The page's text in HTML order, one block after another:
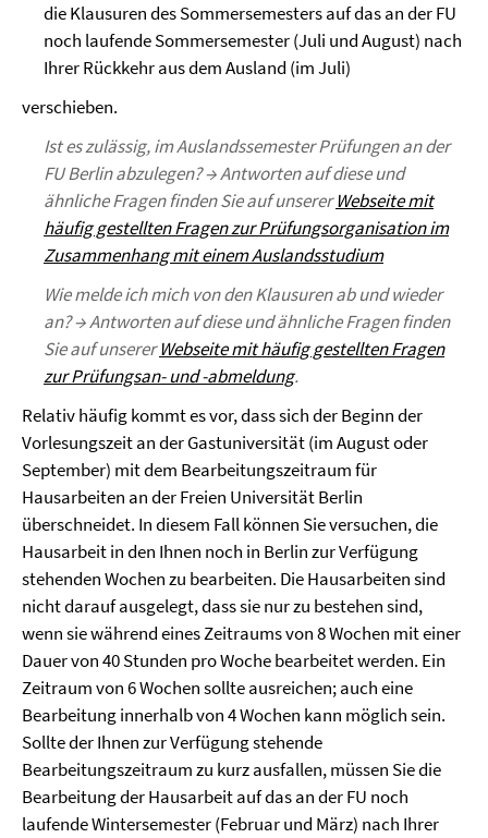
die Klausuren des Sommersemesters auf das an der FU
noch laufende Sommersemester (Juli und August) nach
Ihrer Rückkehr aus dem Ausland (im Juli)
verschieben.
Ist es zulässig, im Auslandssemester Prüfungen an der
FU Berlin abzulegen? → Antworten auf diese und
ähnliche Fragen finden Sie auf unsererWebseite mit
häufig gestellten Fragen zur Prüfungsorganisation im
Zusammenhang mit einem Auslandsstudium
Wie melde ich mich von den Klausuren ab und wieder
an? → Antworten auf diese und ähnliche Fragen finden
Sie auf unsererWebseite mit häufig gestellten Fragen
zur Prüfungsan- und -abmeldung.
Relativ häufig kommt es vor, dass sich der Beginn der
Vorlesungszeit an der Gastuniversität (im August oder
September) mit dem Bearbeitungszeitraum für
Hausarbeiten an der Freien Universität Berlin
überschneidet. In diesem Fall können Sie versuchen, die
Hausarbeit in den Ihnen noch in Berlin zur Verfügung
stehenden Wochen zu bearbeiten. Die Hausarbeiten sind
nicht darauf ausgelegt, dass sie nur zu bestehen sind,
wenn sie während eines Zeitraums von 8 Wochen mit einer
Dauer von 40 Stunden pro Woche bearbeitet werden. Ein
Zeitraum von 6 Wochen sollte ausreichen; auch eine
Bearbeitung innerhalb von 4 Wochen kann möglich sein.
Sollte der Ihnen zur Verfügung stehende
Bearbeitungszeitraum zu kurz ausfallen, müssen Sie die
Bearbeitung der Hausarbeit auf das an der FU noch
laufende Wintersemester (Februar und März) nach Ihrer